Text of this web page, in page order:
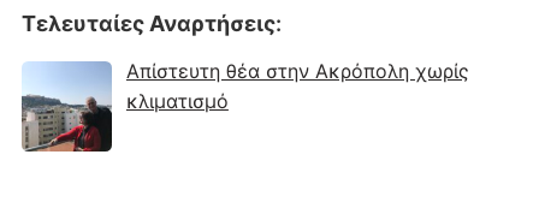
Τελευταίες Αναρτήσεις:
Απίστευτη θέα στην Ακρόπολη χωρίς
κλιματισμό